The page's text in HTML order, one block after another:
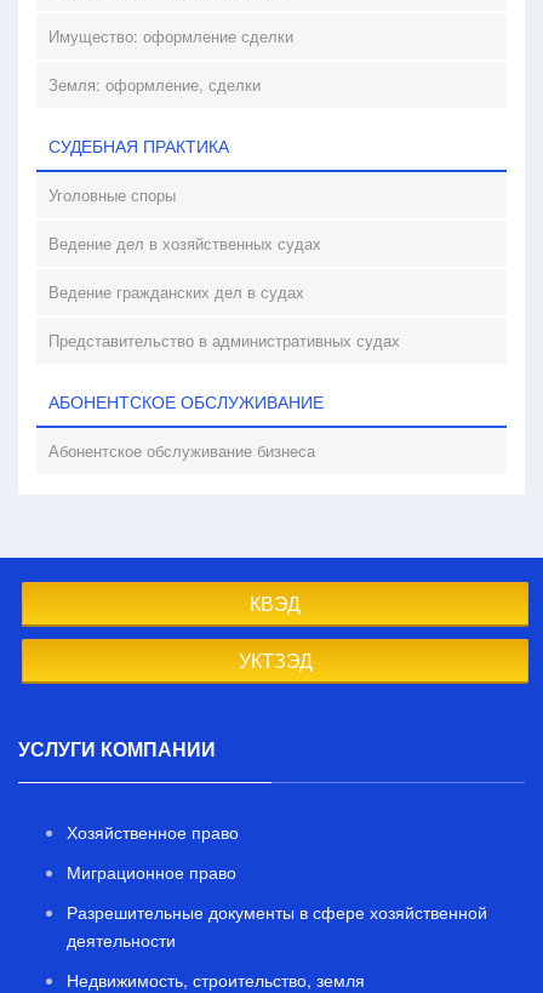
Имущество: оформление сделки
Земля: оформление, сделки
СУДЕБНАЯ ПРАКТИКА
Уголовные споры
Ведение дел в хозяйственных судах
Ведение гражданских дел в судах
Представительство в административных судах
АБОНЕНТСКОЕ ОБСЛУЖИВАНИЕ
Абонентское обслуживание бизнеса
КВЭД
УКТЗЭД
УСЛУГИ КОМПАНИИ
Хозяйственное право
Миграционное право
Разрешительные документы в сфере хозяйственной
деятельности
Недвижимость, строительство, земля